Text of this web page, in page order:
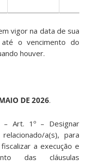
vigor na data de sua
o vencimento do
houver.
DE 2026.
– Art. 1º – Designar
a(s), para
a execução e
das cláusulas